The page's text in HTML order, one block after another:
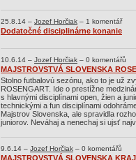
25.8.14 – Jozef Horčiak – 1 komentář
Dodatočné disciplinárne konanie
10.6.14 – Jozef Horčiak – 0 komentářů
MAJSTROVSTVÁ SLOVENSKA
Stolno futbalovú sezónu, ako to je už
ROSENGART. Ide o prestížne
s hlavnými disciplínami open, žien a
technickými a fun disciplínami
Majstrov Slovenska, ale spravidla
juniorov. Neváhaj a nenechaj si ujsť
9.6.14 – Jozef Horčiak – 0 komentářů
MAJSTROVSTVÁ SLOVENSKA